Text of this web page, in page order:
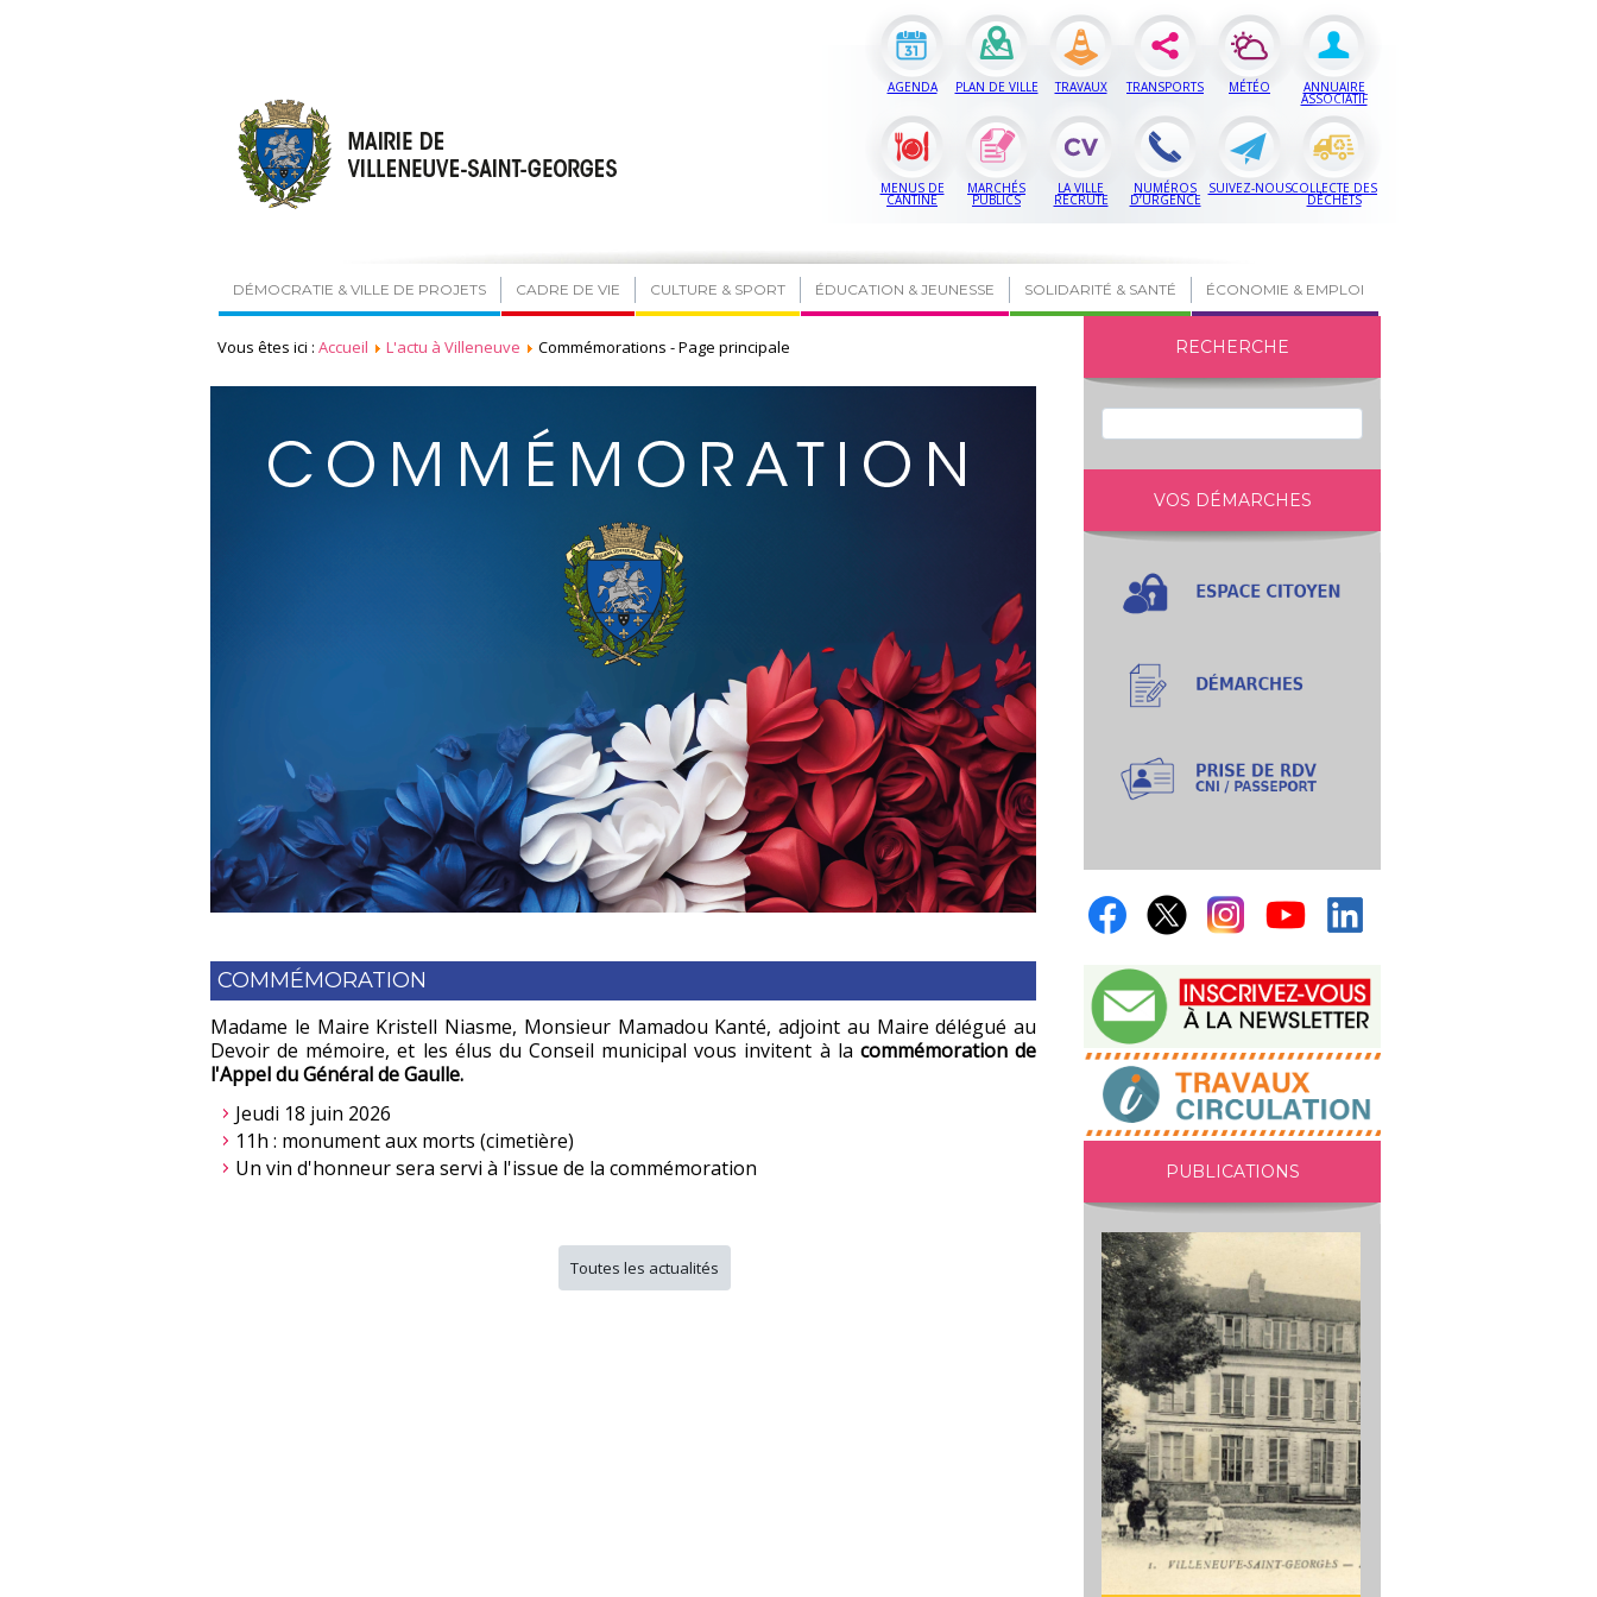
AGENDA PLAN DE VILLE TRAVAUX TRANSPORTS MÉTÉO ANNUAIRE
ASSOCIATIF
MENUS DE
CANTINE
MARCHÉS
PUBLICS
LA VILLE
RECRUTE
NUMÉROS
D’URGENCE
SUIVEZ-NOUSCOLLECTE DES
DÉCHETS
DÉMOCRATIE & VILLE DE PROJETS CADRE DE VIE CULTURE & SPORT ÉDUCATION & JEUNESSE SOLIDARITÉ & SANTÉ ÉCONOMIE & EMPLOI
Vous êtes ici : Accueil L'actu à Villeneuve Commémorations - Page principale
COMMÉMORATION
Madame le Maire Kristell Niasme, Monsieur Mamadou Kanté, adjoint au Maire délégué au
Devoir de mémoire, et les élus du Conseil municipal vous invitent à la commémoration de
l'Appel du Général de Gaulle.
Jeudi 18 juin 2026
11h : monument aux morts (cimetière)
Un vin d'honneur sera servi à l'issue de la commémoration
Toutes les actualités
RECHERCHE
VOS DÉMARCHES
PUBLICATIONS